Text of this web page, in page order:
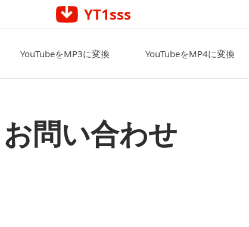
YT1sss
YouTubeをMP3に変換 YouTubeをMP4に変換
お問い合わせ